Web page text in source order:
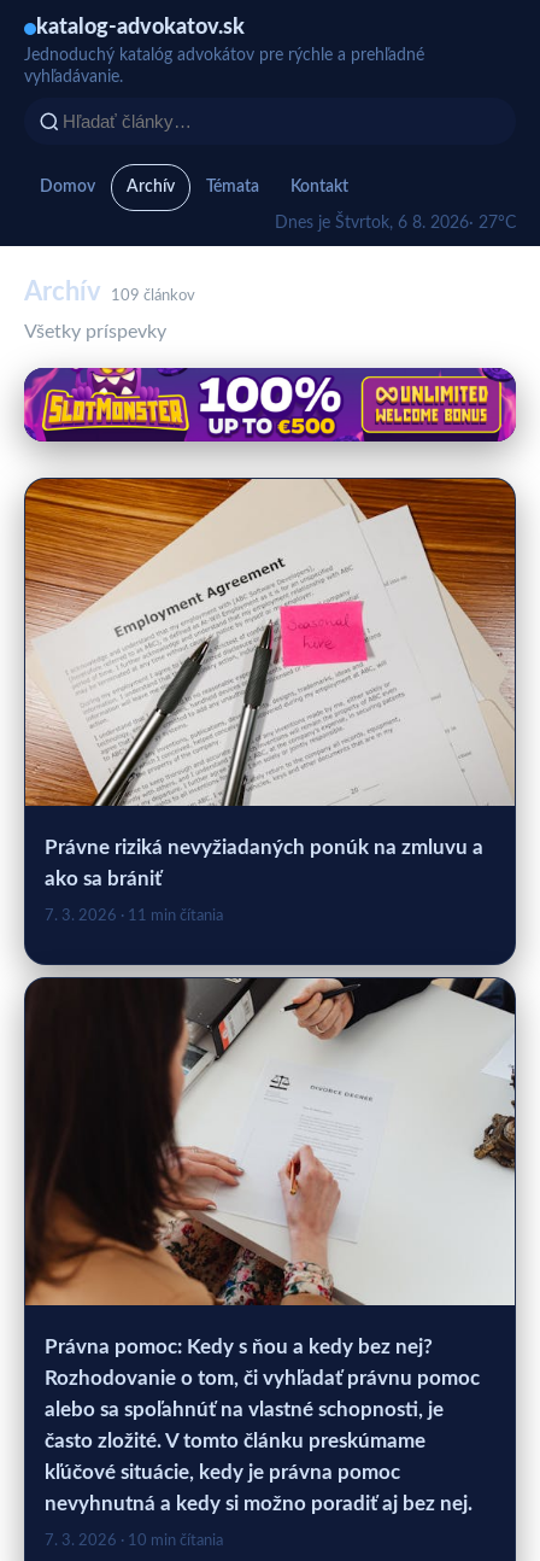
katalog-advokatov.sk
Jednoduchý katalóg advokátov pre rýchle a prehľadné
vyhľadávanie.
Domov Archív Témata Kontakt
Dnes je Štvrtok, 6 8. 2026· 27°C
Archív 109 článkov
Všetky príspevky
Právne riziká nevyžiadaných ponúk na zmluvu a
ako sa brániť
7. 3. 2026 · 11 min čítania
Právna pomoc: Kedy s ňou a kedy bez nej?
Rozhodovanie o tom, či vyhľadať právnu pomoc
alebo sa spoľahnúť na vlastné schopnosti, je
často zložité. V tomto článku preskúmame
kľúčové situácie, kedy je právna pomoc
nevyhnutná a kedy si možno poradiť aj bez nej.
7. 3. 2026 · 10 min čítania